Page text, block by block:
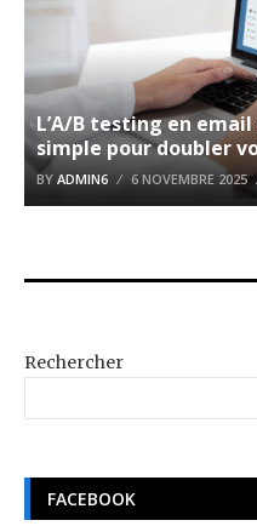
L’A/B testing en
simple pour doubler
BY ADMIN6 6 NOVEMBRE 2025
Rechercher
FACEBOOK